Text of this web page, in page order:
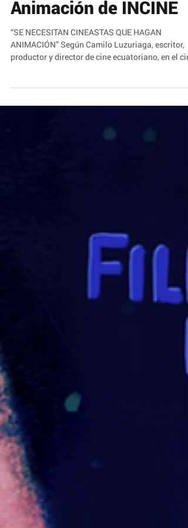
Camilo Luzuriaga Habla
de la Nueva Carrera de
ANIMACIÓN” Según Camilo Luzuriaga, escritor,